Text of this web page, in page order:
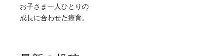
お子さま一人ひとりの
成長に合わせた療育。